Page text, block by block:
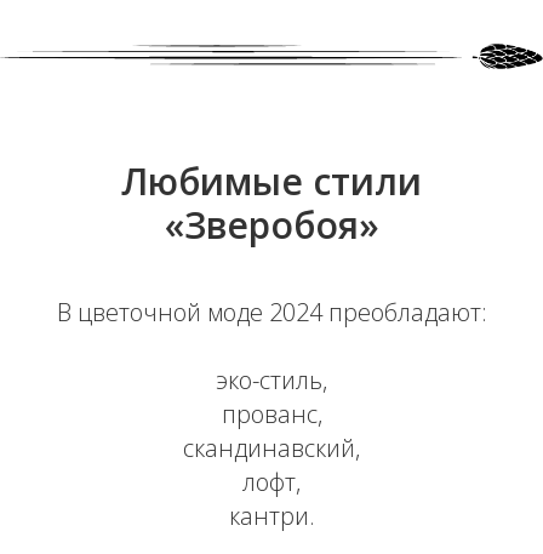
Любимые стили
«Зверобоя»
В цветочной моде 2024 преобладают:
эко-стиль,
прованс,
скандинавский,
лофт,
кантри.